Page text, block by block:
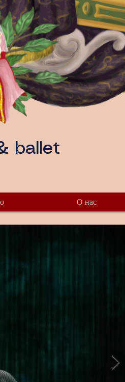
ballet
О нас